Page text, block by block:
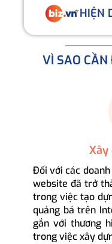
HIỆN
VÌ SAO
Xây
Đối với các
website đã trở
trong việc tạo
quảng bá trên
gắn với thương
trong việc xây